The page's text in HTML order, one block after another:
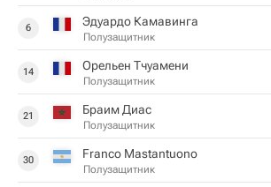
6 Эдуардо Камавинга
Полузащитник
14 Орельен Тчуамени
Полузащитник
21 Браим Диас
Полузащитник
30 Franco Mastantuono
Полузащитник